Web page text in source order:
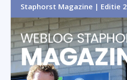
Staphorst Magazine | Editie 2